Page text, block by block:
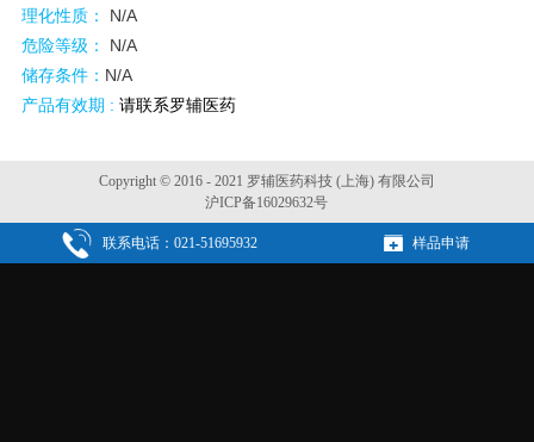
理化性质：
N/A
危险等级：
N/A
储存条件： N/A
产品有效期 : 请联系罗辅医药
Copyright © 2016 - 2021 罗辅医药科技 (上海) 有限公司
沪ICP备16029632号
联系电话：021-51695932 样品申请